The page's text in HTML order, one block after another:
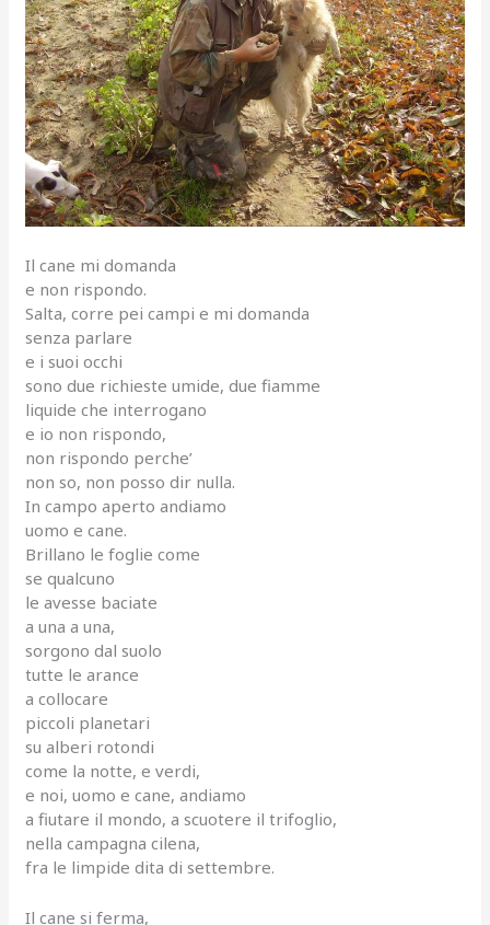
Il cane mi domanda
e non rispondo.
Salta, corre pei campi e mi domanda
senza parlare
e i suoi occhi
sono due richieste umide, due fiamme
liquide che interrogano
e io non rispondo,
non rispondo perche’
non so, non posso dir nulla.
In campo aperto andiamo
uomo e cane.
Brillano le foglie come
se qualcuno
le avesse baciate
a una a una,
sorgono dal suolo
tutte le arance
a collocare
piccoli planetari
su alberi rotondi
come la notte, e verdi,
e noi, uomo e cane, andiamo
a fiutare il mondo, a scuotere il trifoglio,
nella campagna cilena,
fra le limpide dita di settembre.
Il cane si ferma,